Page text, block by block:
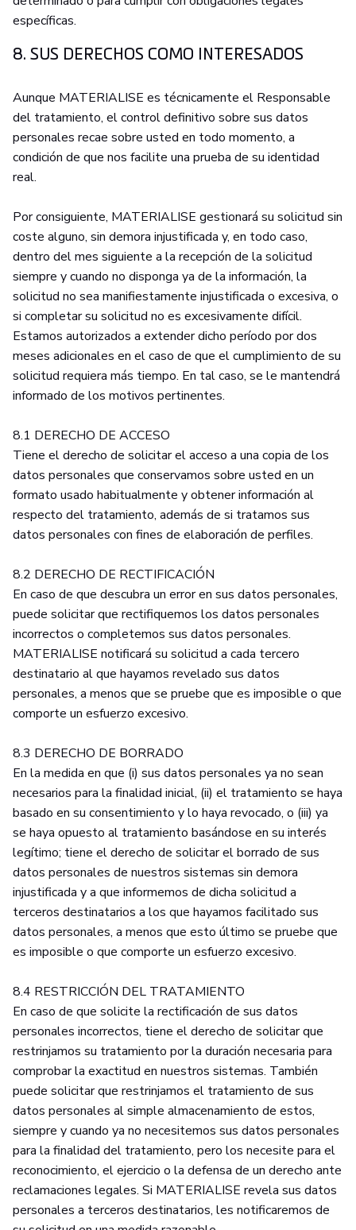
específicas.
8. SUS DERECHOS COMO INTERESADOS
Aunque MATERIALISE es técnicamente el Responsable
del tratamiento, el control definitivo sobre sus datos
personales recae sobre usted en todo momento, a
condición de que nos facilite una prueba de su identidad
real.
Por consiguiente, MATERIALISE gestionará su solicitud sin
coste alguno, sin demora injustificada y, en todo caso,
dentro del mes siguiente a la recepción de la solicitud
siempre y cuando no disponga ya de la información, la
solicitud no sea manifiestamente injustificada o excesiva, o
si completar su solicitud no es excesivamente difícil.
Estamos autorizados a extender dicho período por dos
meses adicionales en el caso de que el cumplimiento de su
solicitud requiera más tiempo. En tal caso, se le mantendrá
informado de los motivos pertinentes.
8.1 DERECHO DE ACCESO
Tiene el derecho de solicitar el acceso a una copia de los
datos personales que conservamos sobre usted en un
formato usado habitualmente y obtener información al
respecto del tratamiento, además de si tratamos sus
datos personales con fines de elaboración de perfiles.
8.2 DERECHO DE RECTIFICACIÓN
En caso de que descubra un error en sus datos personales,
puede solicitar que rectifiquemos los datos personales
incorrectos o completemos sus datos personales.
MATERIALISE notificará su solicitud a cada tercero
destinatario al que hayamos revelado sus datos
personales, a menos que se pruebe que es imposible o que
comporte un esfuerzo excesivo.
8.3 DERECHO DE BORRADO
En la medida en que (i) sus datos personales ya no sean
necesarios para la finalidad inicial, (ii) el tratamiento se haya
basado en su consentimiento y lo haya revocado, o (iii) ya
se haya opuesto al tratamiento basándose en su interés
legítimo; tiene el derecho de solicitar el borrado de sus
datos personales de nuestros sistemas sin demora
injustificada y a que informemos de dicha solicitud a
terceros destinatarios a los que hayamos facilitado sus
datos personales, a menos que esto último se pruebe que
es imposible o que comporte un esfuerzo excesivo.
8.4 RESTRICCIÓN DEL TRATAMIENTO
En caso de que solicite la rectificación de sus datos
personales incorrectos, tiene el derecho de solicitar que
restrinjamos su tratamiento por la duración necesaria para
comprobar la exactitud en nuestros sistemas. También
puede solicitar que restrinjamos el tratamiento de sus
datos personales al simple almacenamiento de estos,
siempre y cuando ya no necesitemos sus datos personales
para la finalidad del tratamiento, pero los necesite para el
reconocimiento, el ejercicio o la defensa de un derecho ante
reclamaciones legales. Si MATERIALISE revela sus datos
personales a terceros destinatarios, les notificaremos de